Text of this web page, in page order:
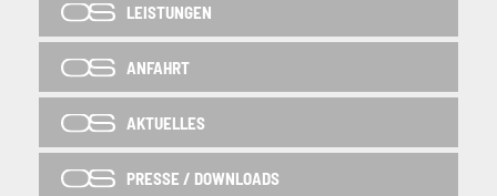
LEISTUNGEN
ANFAHRT
AKTUELLES
PRESSE / DOWNLOADS